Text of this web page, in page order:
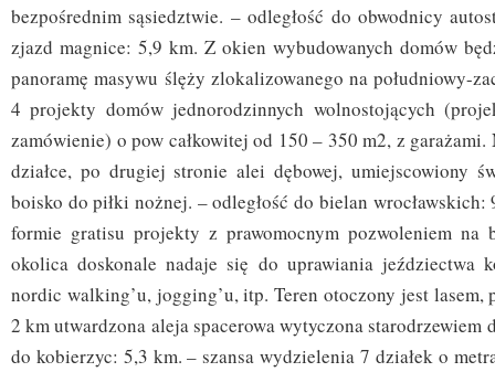
bezpośrednim sąsiedztwie. – odległość do obwodnicy
zjazd magnice: 5,9 km. Z okien wybudowanych domów
panoramę masywu ślęży zlokalizowanego na południowy-
4 projekty domów jednorodzinnych wolnostojących
zamówienie) o pow całkowitej od 150 – 350 m2, z
działce, po drugiej stronie alei dębowej, umiejscowiony
boisko do piłki nożnej. – odległość do bielan
formie gratisu projekty z prawomocnym pozwoleniem na
okolica doskonale nadaje się do uprawiania jeździectwa
nordic walking’u, jogging’u, itp. Teren otoczony jest lasem,
2 km utwardzona aleja spacerowa wytyczona starodrzewiem
do kobierzyc: 5,3 km. – szansa wydzielenia 7 działek o